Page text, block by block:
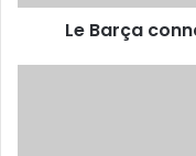
Le Barça